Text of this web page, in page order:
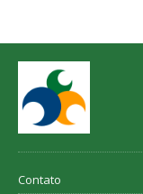
Contato